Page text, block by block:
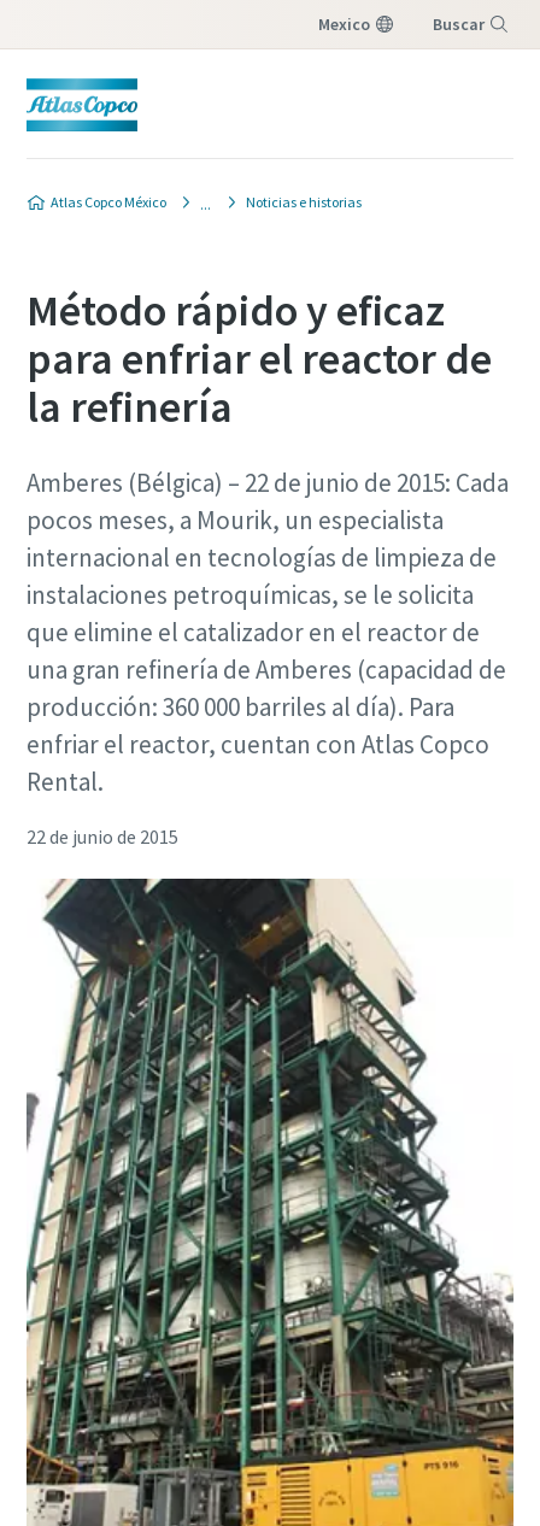
Mexico Buscar
Atlas Copco México Noticias e historias
Método rápido y eficaz
para enfriar el reactor de
la refinería
Amberes (Bélgica) – 22 de junio de 2015: Cada
pocos meses, a Mourik, un especialista
internacional en tecnologías de limpieza de
instalaciones petroquímicas, se le solicita
que elimine el catalizador en el reactor de
una gran refinería de Amberes (capacidad de
producción: 360 000 barriles al día). Para
enfriar el reactor, cuentan con Atlas Copco
Rental.
22 de junio de 2015